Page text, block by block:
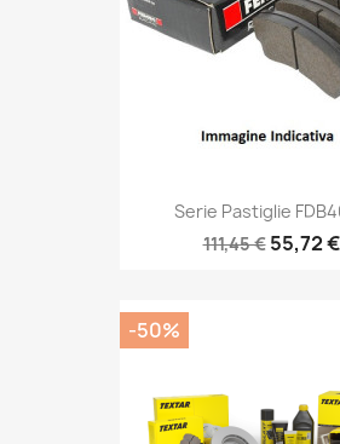
Serie Pastiglie
111,45 € 55,72 €
-50%